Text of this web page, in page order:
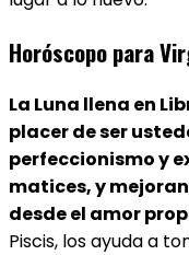
Horóscopo para
La Luna llena en
placer de ser
perfeccionismo y
matices, y
desde el amor
Piscis, los ayuda a